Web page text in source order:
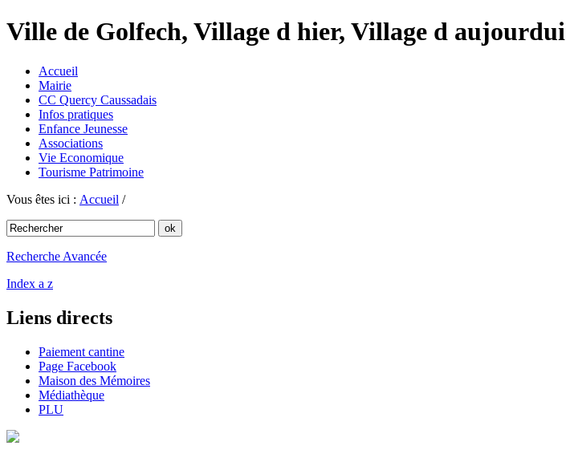
Ville de Golfech, Village d hier, Village d aujourdui
Accueil
Mairie
CC Quercy Caussadais
Infos pratiques
Enfance Jeunesse
Associations
Vie Economique
Tourisme Patrimoine
Vous êtes ici : Accueil /
Recherche Avancée
Index a z
Liens directs
Paiement cantine
Page Facebook
Maison des Mémoires
Médiathèque
PLU